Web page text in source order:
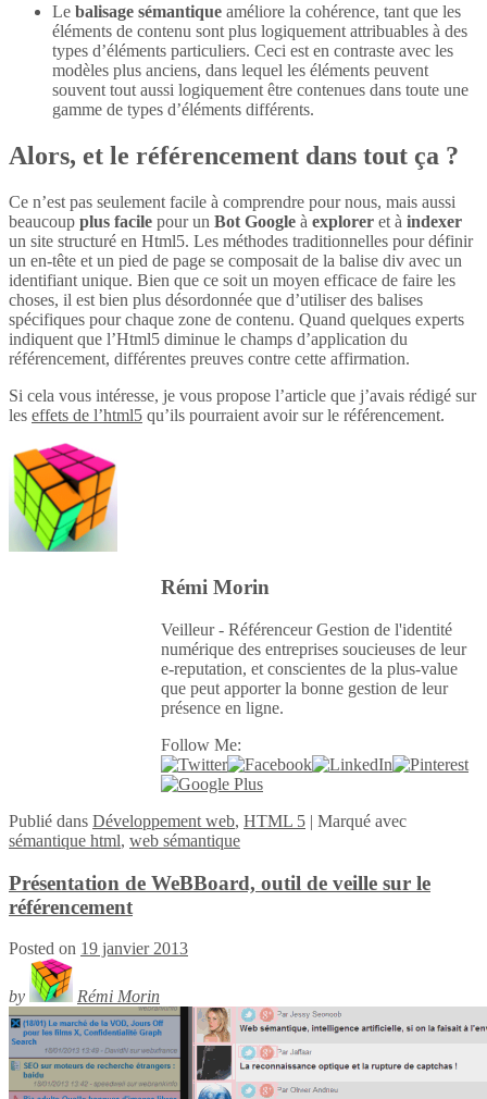
Le balisage sémantique améliore la cohérence, tant que les
éléments de contenu sont plus logiquement attribuables à des
types d’éléments particuliers. Ceci est en contraste avec les
modèles plus anciens, dans lequel les éléments peuvent
souvent tout aussi logiquement être contenues dans toute une
gamme de types d’éléments différents.
Alors, et le référencement dans tout ça ?
Ce n’est pas seulement facile à comprendre pour nous, mais aussi
beaucoup plus facile pour un Bot Google à explorer et à indexer
un site structuré en Html5. Les méthodes traditionnelles pour définir
un en-tête et un pied de page se composait de la balise div avec un
identifiant unique. Bien que ce soit un moyen efficace de faire les
choses, il est bien plus désordonnée que d’utiliser des balises
spécifiques pour chaque zone de contenu. Quand quelques experts
indiquent que l’Html5 diminue le champs d’application du
référencement, différentes preuves contre cette affirmation.
Si cela vous intéresse, je vous propose l’article que j’avais rédigé sur
les effets de l’html5 qu’ils pourraient avoir sur le référencement.
Rémi Morin
Veilleur - Référenceur Gestion de l'identité
numérique des entreprises soucieuses de leur
e-reputation, et conscientes de la plus-value
que peut apporter la bonne gestion de leur
présence en ligne.
Follow Me:
Publié dans Développement web, HTML 5 | Marqué avec
sémantique html, web sémantique
Présentation de WeBBoard, outil de veille sur le
référencement
Posted on 19 janvier 2013
by Rémi Morin